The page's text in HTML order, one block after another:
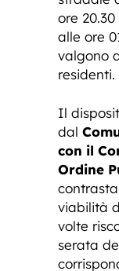
ore
alle ore
valgono
residenti.
Il
dal
con il
Ordine
viabilità
volte
serata